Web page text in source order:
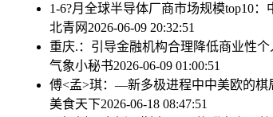
1-6?月全球半导体厂商市场规模top10：
北青网 2026-06-09 20:32:51
重庆.：引导金融机构合理降低商业性
气象小秘书2026-06-09 01:00:51
傅<孟>琪：—新多极进程中中美欧的棋
美食天下2026-06-18 08:47:51